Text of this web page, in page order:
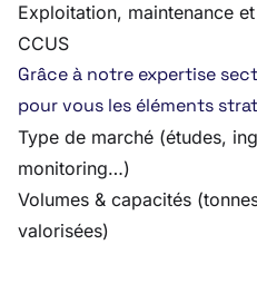
Exploitation, maintenance
CCUS
Grâce à notre expertise
pour vous les éléments
Type de marché (études,
monitoring…)
Volumes & capacités
valorisées)